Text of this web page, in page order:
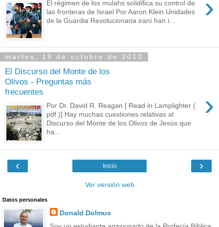
›
El régimen de los mulahs solidifica su control de
las fronteras de Israel Por Aaron Klein Unidades
de la Guardia Revolucionaria iraní han i...
martes, 19 de octubre de 2010
El Discurso del Monte de los
Olivos - Preguntas más
frecuentes
›
Por Dr. David R. Reagan [ Read in Lamplighter (
pdf )] Hay muchas cuestiones relativas al
Discurso del Monte de los Olivos de Jesús que
ha...
‹ ›
Inicio
Ver versión web
Datos personales
Donald Dolmus